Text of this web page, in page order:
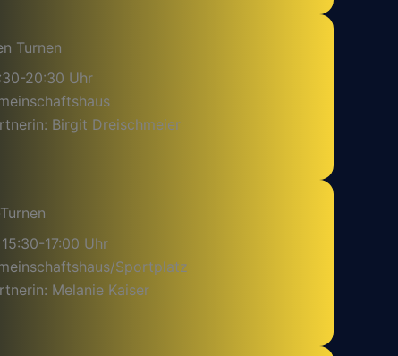
Turnen
20:30 Uhr
Birgit Dreischmeier
17:00 Uhr
Sportplatz
Melanie Kaiser